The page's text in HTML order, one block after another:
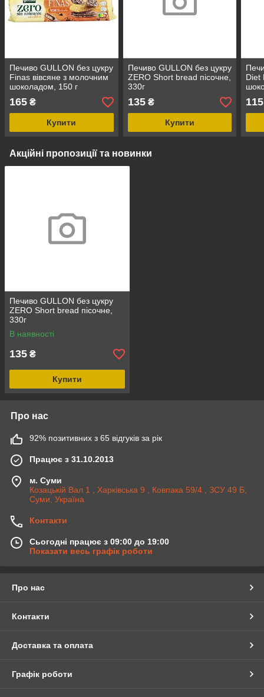
Печиво GULLON без цукру
Finas вівсяне з молочним
шоколадом, 150 г
165 ₴
Купити
Печиво GULLON без цукру
ZERO Short bread пісочне,
330г
135₴
Купити
Diet
115
Акційні пропозиції та новинки
Печиво GULLON без цукру
ZERO Short bread пісочне,
330г
В наявності
135 ₴
Купити
Про нас
92% позитивних з 65 відгуків за рік
Працює з 31.10.2013
м. Суми
Козацькій Вал 1 , Харківська 9 , Ковпака 59/4 , ЗСУ 49 Б,
Суми, Україна
Контакти
Сьогодні працює з 09:00 до 19:00
Показати весь графік роботи
Про нас
Контакти
Доставка та оплата
Графік роботи